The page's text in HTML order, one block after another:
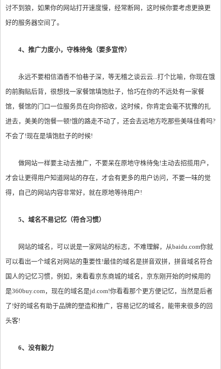
讨不到狼，如果你的网站打开速度慢，经常断网，这时候你要考虑更换更
好的服务器空间了。
4、推广力度小，守株待兔（要多宣传）
永远不要相信酒香不怕巷子深，等无稽之谈云云...打个比喻，你现在饿
的前胸贴后背，很想找一家餐馆填饱肚子，恰巧在你的不远处有一家餐
馆，餐馆的门口一位服务员在向你招收，这时候，你肯定会毫不犹豫的扎
进去，美美的饱餐一顿!饿的路走不动了，还会去远地方吃那些美味佳肴吗?
不会了!现在是填饱肚子的时候!
做网站一样要主动去推广，不要呆在原地守株待兔!主动去招揽用户，
才会让更得用户知道网站的存在，才会有更多的用户访问，不要一味的觉
得，自己的网站内容非常好，就在原地等待用户!
5、域名不易记忆（符合习惯）
网站的域名，可以说是一家网站的标志，不难理解，从baidu.com你就
可以看出一个域名对网站的重要性!最佳的域名是拼音双拼，拼音域名符合
国人的记忆习惯，例如，来看看京东商城的域名，京东刚开始的时候用的
是360buy.com，现在的域名是jd.com!你看看那个更方便记忆，当然是后者
了!好的域名有助于品牌的塑造和推广，容易记忆的域名，能带来很多的回
头客!
6、没有毅力